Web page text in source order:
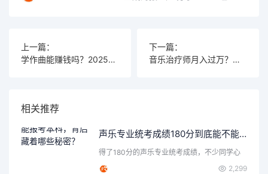
上一篇：
学作曲能赚钱吗？2025年就业前景大揭秘
下一篇：
音乐治疗师月入过万？业内人士的回答太真实了
相关推荐
声乐专业统考成绩180分到底能不能报考本科，背后藏着哪些秘密？
得了180分的声乐专业统考成绩，不少同学心
里都会打个问号：这…
2,299